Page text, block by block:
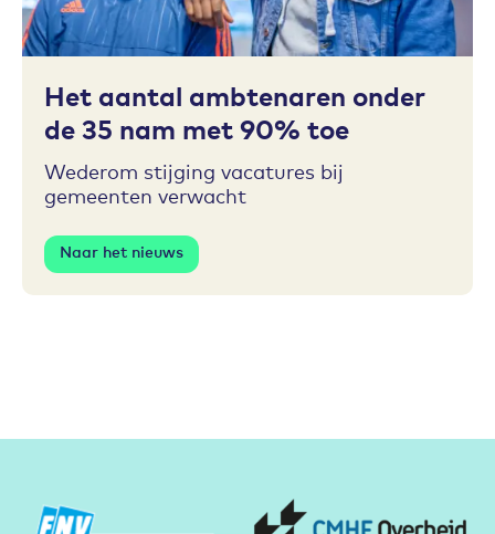
Toevoegen aan favorieten
Het aantal ambtenaren onder
de 35 nam met 90% toe
Wederom stijging vacatures bij
gemeenten verwacht
Naar het nieuws
Partners